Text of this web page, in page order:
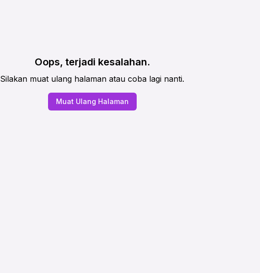
Oops, terjadi kesalahan.
Silakan muat ulang halaman atau coba lagi nanti.
Muat Ulang Halaman